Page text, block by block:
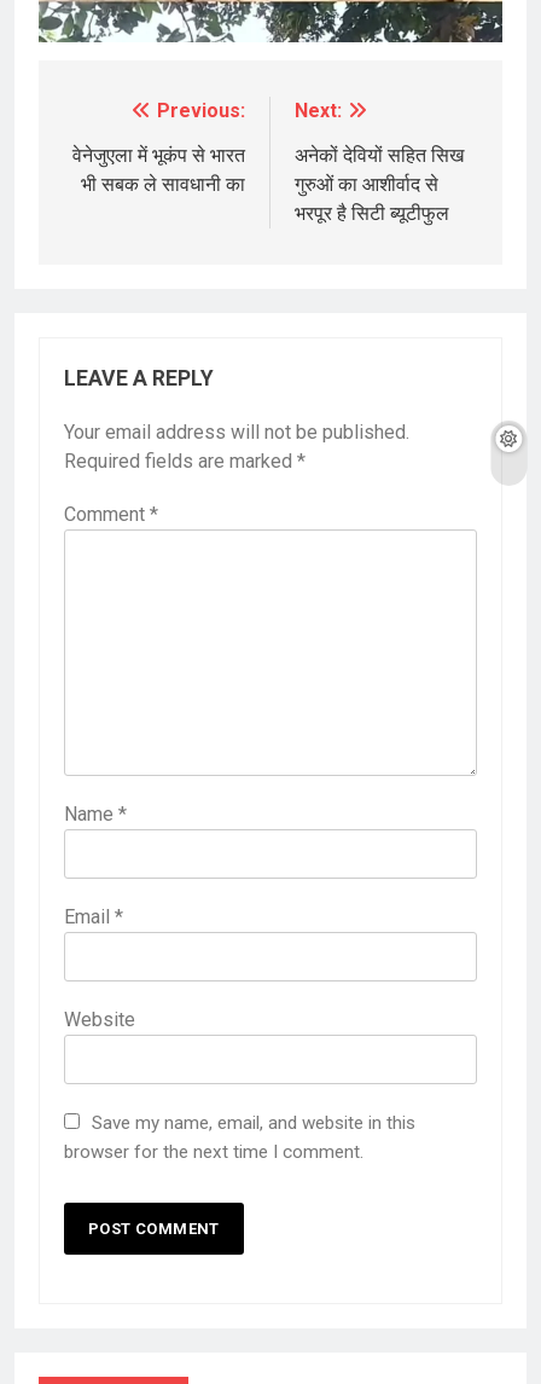
navigation
Previous:
वेनेजुएला में भूकंप से भारत
भी सबक ले सावधानी का
Next:
अनेकों देवियों सहित सिख
गुरुओं का आशीर्वाद से
भरपूर है सिटी ब्यूटीफुल
LEAVE A REPLY
Your email address will not be published.
Required fields are marked *
Comment *
Name *
Email *
Website
Save my name, email, and website in this
browser for the next time I comment.